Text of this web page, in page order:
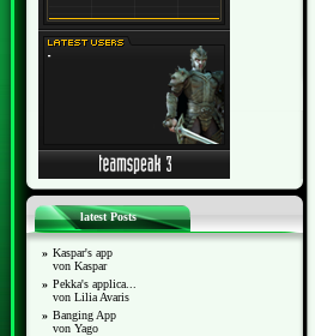
latest Posts
» Kaspar's app
von Kaspar
» Pekka's applica...
von Lilia Avaris
» Banging App
von Yago